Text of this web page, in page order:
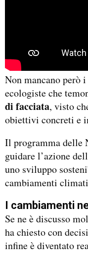
Non mancano però
ecologiste che
di facciata, visto
obiettivi concreti e
Il programma delle
guidare l’azione
uno sviluppo
cambiamenti
I cambiamenti
Se ne è discusso
ha chiesto con
infine è diventato